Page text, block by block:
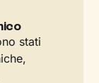
stati